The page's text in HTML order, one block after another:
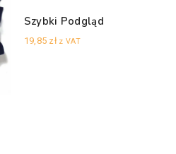
Szybki Podgląd
19,85 zł z VAT